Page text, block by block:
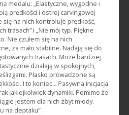
medalu: „Elastyczne, wygodne i
prędkości i ostrej carvingowej
się na nich kontroluje prędkość,
trasach” i „Nie mój typ. Piękne
Nie czułem się na nich
za mało stabilne. Nadają się do
trasach. Może bardziej
działają w spokojnych,
Płasko prowadzone są
I to koniec… Pasywna inicjacja
jakiejkolwiek dynamiki. Pomimo że
jestem dla nich zbyt młody.
na deptaku”.